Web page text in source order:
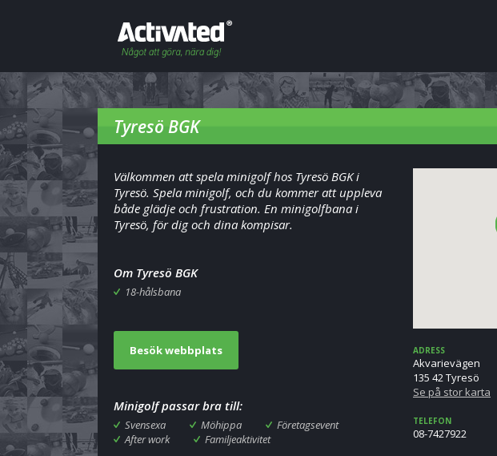
Tyresö BGK
Välkommen att spela minigolf hos Tyresö BGK i
Tyresö. Spela minigolf, och du kommer att uppleva
både glädje och frustration. En minigolfbana i
Tyresö, för dig och dina kompisar.
Om Tyresö BGK
18-hålsbana
Besök webbplats
Minigolf passar bra till:
Svensexa Möhippa
Företagsevent
After work
Familjeaktivitet
ADRESS
Akvarievägen
135 42 Tyresö
Se på stor karta
TELEFON
08-7427922